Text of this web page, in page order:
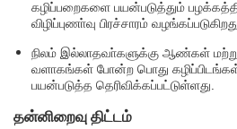
கழிப்பறைகளை பயன்படுத்தும்
விழிப்புணா்வு பிரச்சாரம்
நிலம் இல்லாதவா்களுக்கு ஆண்கள்
வளாகங்கள் போன்ற பொது
பயன்படுத்த தெரிவிக்கப்பட்டுள்ளது.
தன்னிறைவு திட்டம்